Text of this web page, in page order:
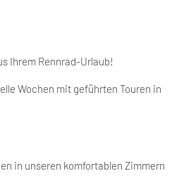
Ihrem Rennrad-Urlaub!
Wochen mit geführten Touren in
in unseren komfortablen Zimmern